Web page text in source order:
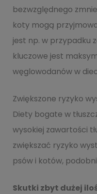
bezwzględnego
koty mogą
jest np. w przypadku
kluczowe jest
węglowodanów w
Zwiększone ryzyko
Diety bogate w
wysokiej zawartości
zwiększać ryzyko
psów i kotów,
Skutki zbyt dużej